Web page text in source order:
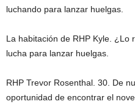
luchando para lanzar huelgas.
La habitación de RHP Kyle. ¿Lo
lucha para lanzar huelgas.
RHP Trevor Rosenthal. 30. De
oportunidad de encontrar el